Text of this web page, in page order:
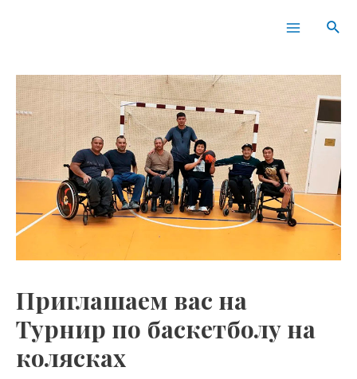
Main
Приглашаем вас на
Турнир по баскетболу на
колясках